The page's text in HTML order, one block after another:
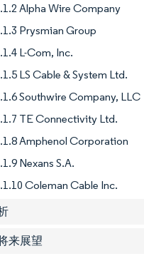
Alpha Wire Company
Prysmian Group
L-Com, Inc.
LS Cable & System Ltd.
Southwire Company, LLC
TE Connectivity Ltd.
Amphenol Corporation
Nexans S.A.
Coleman Cable Inc.
来展望